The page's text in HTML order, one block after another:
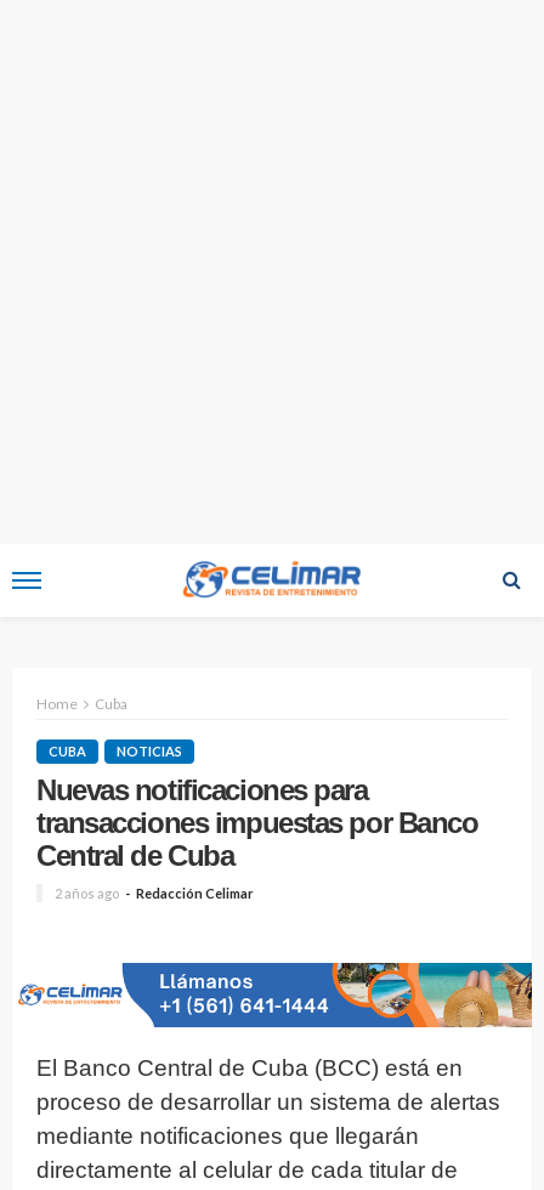
Home Cuba
CUBA NOTICIAS
Nuevas notificaciones para
transacciones impuestas por Banco
Central de Cuba
2 años ago Redacción Celimar
El Banco Central de Cuba (BCC) está en
proceso de desarrollar un sistema de alertas
mediante notificaciones que llegarán
directamente al celular de cada titular de